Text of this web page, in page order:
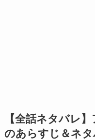
【全話ネタバレ
のあらすじ＆ネタ